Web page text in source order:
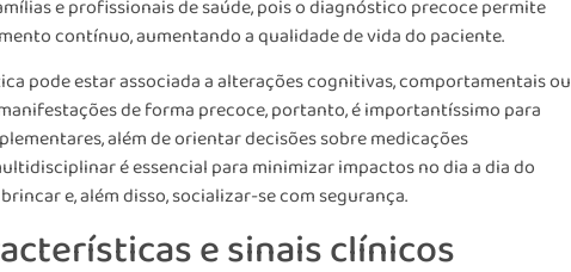
e profissionais de saúde, pois o diagnóstico precoce permite
contínuo, aumentando a qualidade de vida do paciente.
pode estar associada a alterações cognitivas, comportamentais ou
de forma precoce, portanto, é importantíssimo para
além de orientar decisões sobre medicações
é essencial para minimizar impactos no dia a dia do
e, além disso, socializar-se com segurança.
e sinais clínicos